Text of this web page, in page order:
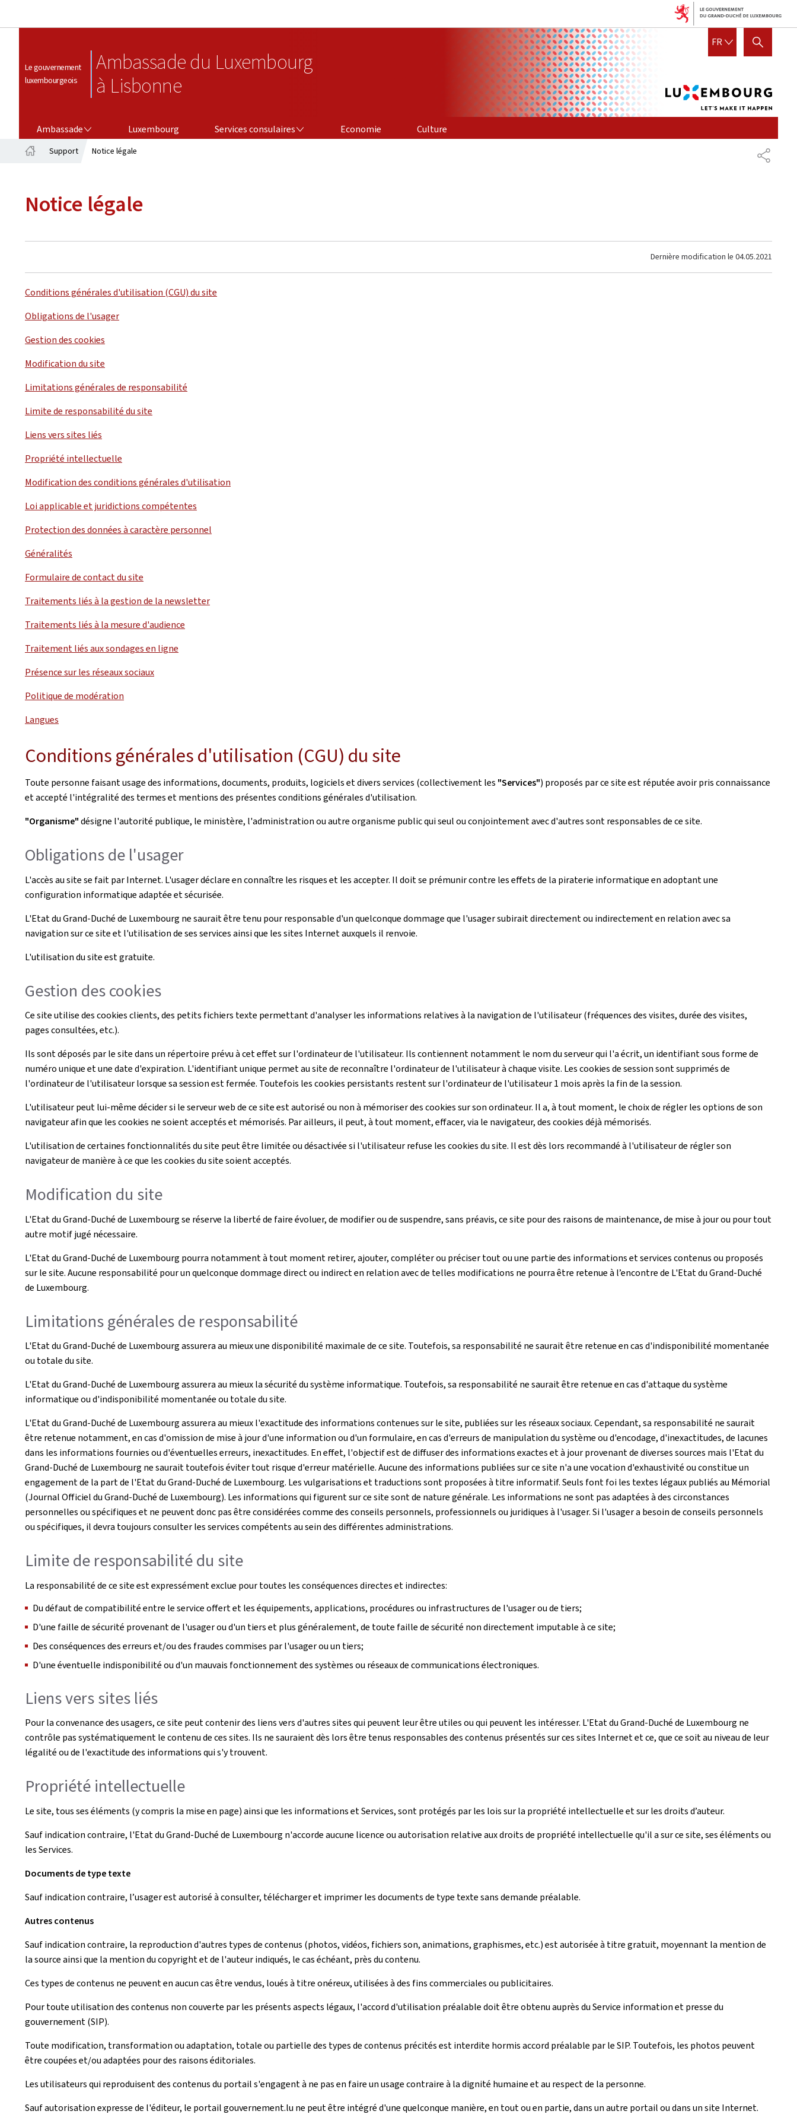
Le gouvernement
luxembourgeois
Ambassade du Luxembourg
à Lisbonne
FRFRANÇAIS
AFFICHER / MASQUER LA
Ambassade Luxembourg Services consulaires Economie
Culture
Support Notice légale
Notice légale
Dernière modification le 04.05.2021
Conditions générales d'utilisation (CGU) du site
Obligations de l'usager
Gestion des cookies
Modification du site
Limitations générales de responsabilité
Limite de responsabilité du site
Liens vers sites liés
Propriété intellectuelle
Modification des conditions générales d'utilisation
Loi applicable et juridictions compétentes
Protection des données à caractère personnel
Généralités
Formulaire de contact du site
Traitements liés à la gestion de la newsletter
Traitements liés à la mesure d'audience
Traitement liés aux sondages en ligne
Présence sur les réseaux sociaux
Politique de modération
Langues
Conditions générales d'utilisation (CGU) du site
Toute personne faisant usage des informations, documents, produits, logiciels et divers services (collectivement les "Services") proposés par ce site est réputée avoir pris connaissance
et accepté l'intégralité des termes et mentions des présentes conditions générales d'utilisation.
"Organisme"désigne l'autorité publique, le ministère, l'administration ou autre organisme public qui seul ou conjointement avec d'autres sont responsables de ce site.
Obligations de l'usager
L'accès au site se fait par Internet. L'usager déclare en connaître les risques et les accepter. Il doit se prémunir contre les effets de la piraterie informatique en adoptant une
configuration informatique adaptée et sécurisée.
L'Etat du Grand-Duché de Luxembourg ne saurait être tenu pour responsable d'un quelconque dommage que l'usager subirait directement ou indirectement en relation avec sa
navigation sur ce site et l'utilisation de ses services ainsi que les sites Internet auxquels il renvoie.
L'utilisation du site est gratuite.
Gestion des cookies
Ce site utilise des cookies clients, des petits fichiers texte permettant d'analyser les informations relatives à la navigation de l'utilisateur (fréquences des visites, durée des visites,
pages consultées, etc.).
Ils sont déposés par le site dans un répertoire prévu à cet effet sur l'ordinateur de l'utilisateur. Ils contiennent notamment le nom du serveur qui l'a écrit, un identifiant sous forme de
numéro unique et une date d'expiration. L'identifiant unique permet au site de reconnaître l'ordinateur de l'utilisateur à chaque visite. Les cookies de session sont supprimés de
l'ordinateur de l'utilisateur lorsque sa session est fermée. Toutefois les cookies persistants restent sur l'ordinateur de l'utilisateur 1 mois après la fin de la session.
L'utilisateur peut lui-même décider si le serveur web de ce site est autorisé ou non à mémoriser des cookies sur son ordinateur. Il a, à tout moment, le choix de régler les options de son
navigateur afin que les cookies ne soient acceptés et mémorisés. Par ailleurs, il peut, à tout moment, effacer, via le navigateur, des cookies déjà mémorisés.
L'utilisation de certaines fonctionnalités du site peut être limitée ou désactivée si l'utilisateur refuse les cookies du site. Il est dès lors recommandé à l'utilisateur de régler son
navigateur de manière à ce que les cookies du site soient acceptés.
Modification du site
L'Etat du Grand-Duché de Luxembourg se réserve la liberté de faire évoluer, de modifier ou de suspendre, sans préavis, ce site pour des raisons de maintenance, de mise à jour ou pour tout
autre motif jugé nécessaire.
L'Etat du Grand-Duché de Luxembourg pourra notamment à tout moment retirer, ajouter, compléter ou préciser tout ou une partie des informations et services contenus ou proposés
sur le site. Aucune responsabilité pour un quelconque dommage direct ou indirect en relation avec de telles modifications ne pourra être retenue à l’encontre de L'Etat du Grand-Duché
de Luxembourg.
Limitations générales de responsabilité
L'Etat du Grand-Duché de Luxembourg assurera au mieux une disponibilité maximale de ce site. Toutefois, sa responsabilité ne saurait être retenue en cas d'indisponibilité momentanée
ou totale du site.
L'Etat du Grand-Duché de Luxembourg assurera au mieux la sécurité du système informatique. Toutefois, sa responsabilité ne saurait être retenue en cas d'attaque du système
informatique ou d'indisponibilité momentanée ou totale du site.
L'Etat du Grand-Duché de Luxembourg assurera au mieux l'exactitude des informations contenues sur le site, publiées sur les réseaux sociaux. Cependant, sa responsabilité ne saurait
être retenue notamment, en cas d'omission de mise à jour d'une information ou d'un formulaire, en cas d'erreurs de manipulation du système ou d'encodage, d'inexactitudes, de lacunes
dans les informations fournies ou d'éventuelles erreurs, inexactitudes. En effet, l'objectif est de diffuser des informations exactes et à jour provenant de diverses sources mais l'Etat du
Grand-Duché de Luxembourg ne saurait toutefois éviter tout risque d'erreur matérielle. Aucune des informations publiées sur ce site n'a une vocation d'exhaustivité ou constitue un
engagement de la part de l'Etat du Grand-Duché de Luxembourg. Les vulgarisations et traductions sont proposées à titre informatif. Seuls font foi les textes légaux publiés au Mémorial
(Journal Officiel du Grand-Duché de Luxembourg). Les informations qui figurent sur ce site sont de nature générale. Les informations ne sont pas adaptées à des circonstances
personnelles ou spécifiques et ne peuvent donc pas être considérées comme des conseils personnels, professionnels ou juridiques à l'usager. Si l'usager a besoin de conseils personnels
ou spécifiques, il devra toujours consulter les services compétents au sein des différentes administrations.
Limite de responsabilité du site
La responsabilité de ce site est expressément exclue pour toutes les conséquences directes et indirectes:
Du défaut de compatibilité entre le service offert et les équipements, applications, procédures ou infrastructures de l'usager ou de tiers;
D'une faille de sécurité provenant de l'usager ou d'un tiers et plus généralement, de toute faille de sécurité non directement imputable à ce site;
Des conséquences des erreurs et/ou des fraudes commises par l'usager ou un tiers;
D'une éventuelle indisponibilité ou d'un mauvais fonctionnement des systèmes ou réseaux de communications électroniques.
Liens vers sites liés
Pour la convenance des usagers, ce site peut contenir des liens vers d'autres sites qui peuvent leur être utiles ou qui peuvent les intéresser. L'Etat du Grand-Duché de Luxembourg ne
contrôle pas systématiquement le contenu de ces sites. Ils ne sauraient dès lors être tenus responsables des contenus présentés sur ces sites Internet et ce, que ce soit au niveau de leur
légalité ou de l'exactitude des informations qui s'y trouvent.
Propriété intellectuelle
Le site, tous ses éléments (y compris la mise en page) ainsi que les informations et Services, sont protégés par les lois sur la propriété intellectuelle et sur les droits d’auteur.
Sauf indication contraire, l'Etat du Grand-Duché de Luxembourg n'accorde aucune licence ou autorisation relative aux droits de propriété intellectuelle qu'il a sur ce site, ses éléments ou
les Services.
Documents de type texte
Sauf indication contraire, l’usager est autorisé à consulter, télécharger et imprimer les documents de type texte sans demande préalable.
Autres contenus
Sauf indication contraire, la reproduction d'autres types de contenus (photos, vidéos, fichiers son, animations, graphismes, etc.) est autorisée à titre gratuit, moyennant la mention de
la source ainsi que la mention du copyright et de l'auteur indiqués, le cas échéant, près du contenu.
Ces types de contenus ne peuvent en aucun cas être vendus, loués à titre onéreux, utilisées à des fins commerciales ou publicitaires.
Pour toute utilisation des contenus non couverte par les présents aspects légaux, l'accord d'utilisation préalable doit être obtenu auprès du Service information et presse du
gouvernement (SIP).
Toute modification, transformation ou adaptation, totale ou partielle des types de contenus précités est interdite hormis accord préalable par le SIP. Toutefois, les photos peuvent
être coupées et/ou adaptées pour des raisons éditoriales.
Les utilisateurs qui reproduisent des contenus du portail s'engagent à ne pas en faire un usage contraire à la dignité humaine et au respect de la personne.
Sauf autorisation expresse de l'éditeur, le portail gouvernement.lu ne peut être intégré d'une quelconque manière, en tout ou en partie, dans un autre portail ou dans un site Internet.